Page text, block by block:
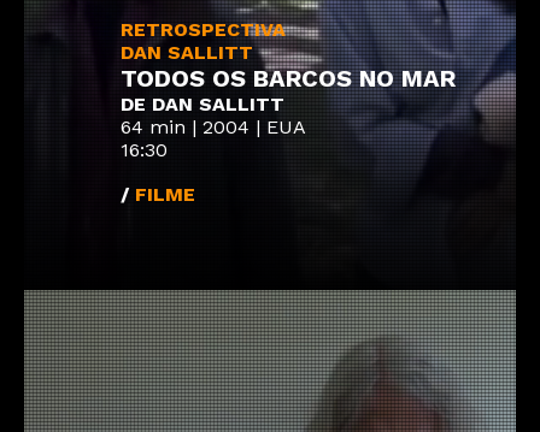
RETROSPECTIVA
DAN SALLITT
TODOS OS BARCOS NO MAR
DE DAN SALLITT
64 min | 2004 | EUA
16:30
/ FILME